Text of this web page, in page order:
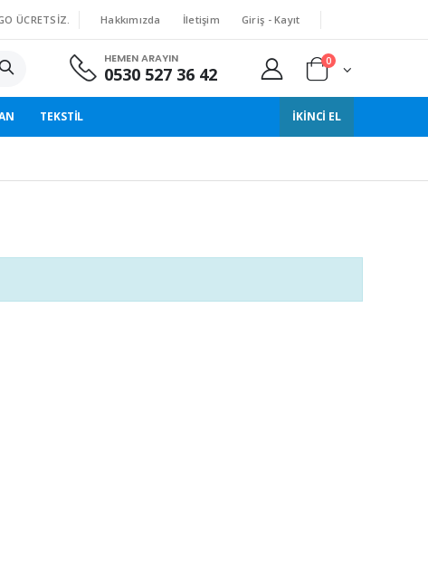
ÜCRETSIZ. Hakkımızda İletişim Giriş - Kayıt
HEMEN ARAYIN
0530 527 36 42
0
TEKSTIL İKINCI EL